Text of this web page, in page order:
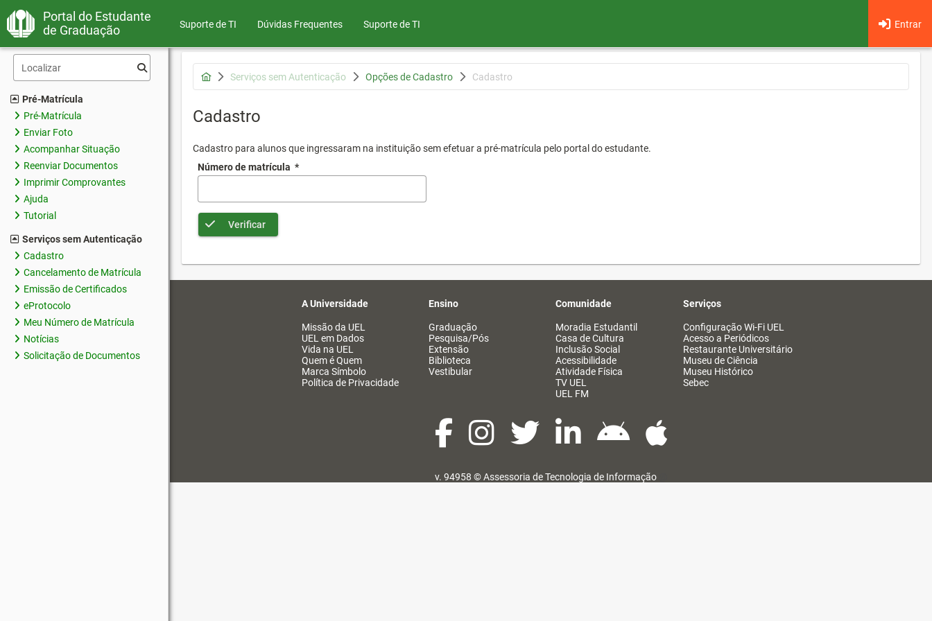
Portal do Estudante
de Graduação
Suporte de TI Dúvidas Frequentes Entrar
Suporte de TI
Pré-Matrícula
Pré-Matrícula
Enviar Foto
Acompanhar Situação
Reenviar Documentos
Imprimir Comprovantes
Ajuda
Tutorial
Serviços sem Autenticação
Cadastro
Cancelamento de Matrícula
Emissão de Certificados
eProtocolo
Meu Número de Matrícula
Notícias
Solicitação de Documentos
Serviços sem Autenticação Opções de Cadastro Cadastro
Cadastro
Cadastro para alunos que ingressaram na instituição sem efetuar a pré-matrícula pelo portal do estudante.
Número de matrícula *
Verificar
A Universidade
Missão da UEL
UEL em Dados
Vida na UEL
Quem é Quem
Marca Símbolo
Política de Privacidade
Ensino
Graduação
Pesquisa/Pós
Extensão
Biblioteca
Vestibular
Comunidade
Moradia Estudantil
Casa de Cultura
Inclusão Social
Acessibilidade
Atividade Física
TV UEL
UEL FM
Serviços
Configuração Wi-Fi UEL
Acesso a Periódicos
Restaurante Universitário
Museu de Ciência
Museu Histórico
Sebec
v. 94958 ©Assessoria de Tecnologia de Informação